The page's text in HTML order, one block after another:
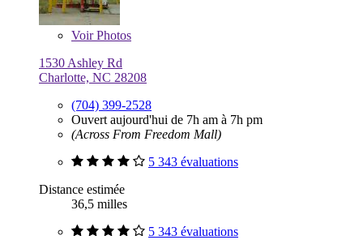
VoirPhotos
1530 Ashley Rd
Charlotte, NC 28208
(704) 399-2528
Ouvert aujourd'hui de 7h am à 7h pm
(Across From Freedom Mall)
5 343 évaluations
Distance estimée
36,5 milles
5 343 évaluations